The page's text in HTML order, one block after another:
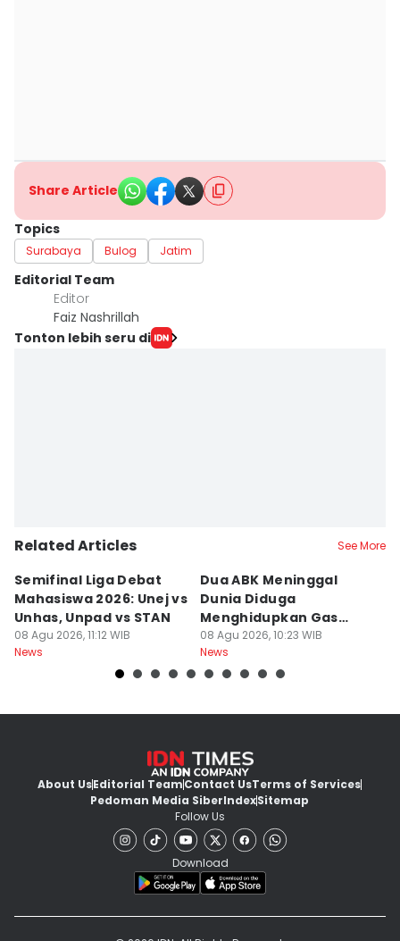
Share Article
Topics
Surabaya Bulog Jatim
Editorial Team
Editor
Faiz Nashrillah
Tonton lebih seru di
Related Articles See More
Semifinal Liga Debat
Mahasiswa 2026: Unej vs
Unhas, Unpad vs STAN
08 Agu 2026, 11:12 WIB
News
Dua ABK Meninggal
Dunia Diduga
Menghidupkan Gas
Beracun di Kapal
08 Agu 2026, 10:23 WIB
News
About UsEditorial TeamContact UsTerms of Services
Pedoman Media SiberIndexSitemap
Follow Us
Download